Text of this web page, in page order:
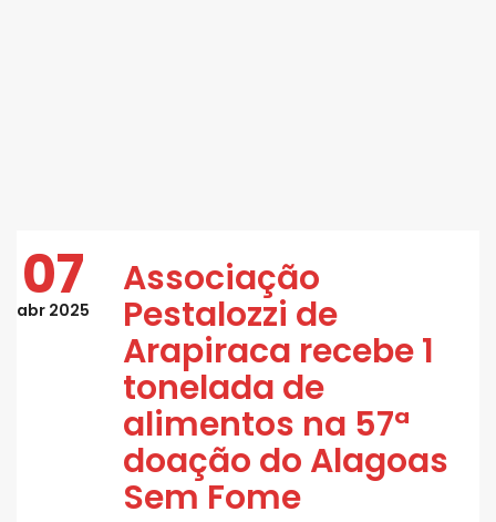
07
abr 2025
Associação
Pestalozzi de
Arapiraca recebe 1
tonelada de
alimentos na 57ª
doação do Alagoas
Sem Fome